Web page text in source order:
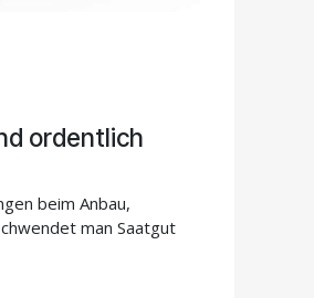
ordentlich
beim Anbau,
man Saatgut